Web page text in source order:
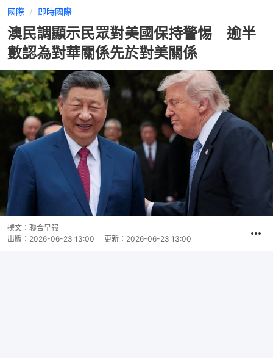
國際 即時國際
澳民調顯示民眾對美國保持警惕 逾半
數認為對華關係先於對美關係
撰文： 聯合早報
出版： 2026-06-23 13:00 更新： 2026-06-23 13:00